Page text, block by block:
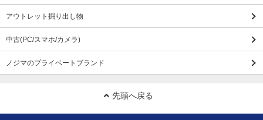
アウトレット掘り出し物
中古(PC/スマホ/カメラ)
ノジマのプライベートブランド
先頭へ戻る